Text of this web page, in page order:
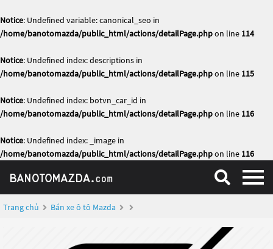
Notice: Undefined variable: canonical_seo in
/home/banotomazda/public_html/actions/detailPage.phpon line 114
Notice: Undefined index: descriptions in
/home/banotomazda/public_html/actions/detailPage.phpon line 115
Notice: Undefined index: botvn_car_id in
/home/banotomazda/public_html/actions/detailPage.phpon line 116
Notice: Undefined index: _image in
/home/banotomazda/public_html/actions/detailPage.phpon line 116
Trang chủ Bán xe ô tô Mazda